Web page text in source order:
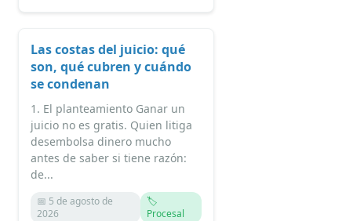
Las costas del juicio: qué
son, qué cubren y cuándo
se condenan
1. El planteamiento Ganar un
juicio no es gratis. Quien litiga
desembolsa dinero mucho
antes de saber si tiene razón:
de...
📅 5 de agosto de
2026
🏷️
Procesal